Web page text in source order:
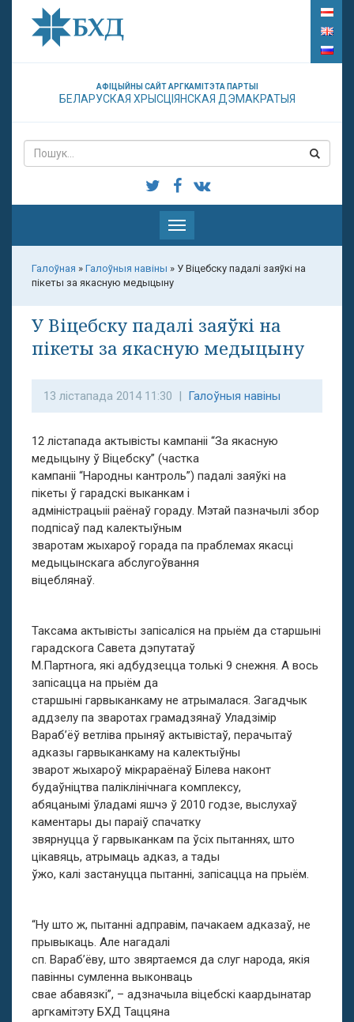
АФІЦЫЙНЫ САЙТ АРГКАМІТЭТА ПАРТЫІ
БЕЛАРУСКАЯ ХРЫСЦІЯНСКАЯ ДЭМАКРАТЫЯ
Паказаць
меню
Галоўная » Галоўныя навіны » У Віцебску падалі заяўкі на
пікеты за якасную медыцыну
У Віцебску падалі заяўкі на
пікеты за якасную медыцыну
13 лістапада 2014 11:30 | Галоўныя навіны
12 лістапада актывісты кампаніі “За якасную
медыцыну ў Віцебску” (частка
кампаніі “Народны кантроль”) падалі заяўкі на
пікеты ў гарадскі выканкам і
адміністрацыіі раёнаў гораду. Мэтай пазначылі збор
подпісаў пад калектыўным
зваротам жыхароў горада па праблемах якасці
медыцынскага абслугоўвання
віцеблянаў.
Таксама актывісты запісаліся на прыём да старшыні
гарадскога Савета дэпутатаў
М.Партнога, які адбудзецца толькі 9 снежня. А вось
запісацца на прыём да
старшыні гарвыканкаму не атрымалася. Загадчык
аддзелу па зваротах грамадзянаў Уладзімір
Вараб’ёў ветліва прыняў актывістаў, перачытаў
адказы гарвыканкаму на калектыўны
зварот жыхароў мікрараёнаў Білева наконт
будаўніцтва паліклінічнага комплексу,
абяцанымі ўладамі яшчэ ў 2010 годзе, выслухаў
каментары ды параіў спачатку
звярнуцца ў гарвыканкам па ўсіх пытаннях, што
цікавяць, атрымаць адказ, а тады
ўжо, калі застануцца пытанні, запісацца на прыём.
“Ну што ж, пытанні адправім, пачакаем адказаў, не
прывыкаць. Але нагадалі
сп. Вараб’ёву, што звяртаемся да слуг народа, якія
павінны сумленна выконваць
свае абавязкі”, – адзначыла віцебскі каардынатар
аргкамітэту БХД Таццяна